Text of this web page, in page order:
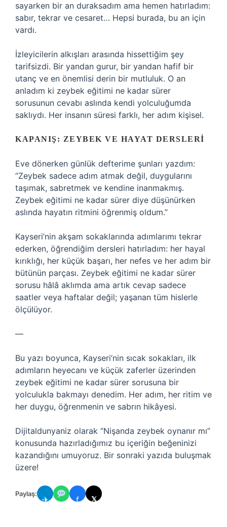
sayarken bir an duraksadım ama hemen hatırladım:
sabır, tekrar ve cesaret… Hepsi burada, bu an için
vardı.
İzleyicilerin alkışları arasında hissettiğim şey
tarifsizdi. Bir yandan gurur, bir yandan hafif bir
utanç ve en önemlisi derin bir mutluluk. O an
anladım ki zeybek eğitimi ne kadar sürer
sorusunun cevabı aslında kendi yolculuğumda
saklıydı. Her insanın süresi farklı, her adım kişisel.
KAPANIŞ: ZEYBEK VE HAYAT DERSLERI
Eve dönerken günlük defterime şunları yazdım:
“Zeybek sadece adım atmak değil, duygularını
taşımak, sabretmek ve kendine inanmakmış.
Zeybek eğitimi ne kadar sürer diye düşünürken
aslında hayatın ritmini öğrenmiş oldum.”
Kayseri’nin akşam sokaklarında adımlarımı tekrar
ederken, öğrendiğim dersleri hatırladım: her hayal
kırıklığı, her küçük başarı, her nefes ve her adım bir
bütünün parçası. Zeybek eğitimi ne kadar sürer
sorusu hâlâ aklımda ama artık cevap sadece
saatler veya haftalar değil; yaşanan tüm hislerle
ölçülüyor.
—
Bu yazı boyunca, Kayseri’nin sıcak sokakları, ilk
adımların heyecanı ve küçük zaferler üzerinden
zeybek eğitimi ne kadar sürer sorusuna bir
yolculukla bakmayı denedim. Her adım, her ritim ve
her duygu, öğrenmenin ve sabrın hikâyesi.
Dijitaldunyaniz olarak “Nişanda zeybek oynanır mı”
konusunda hazırladığımız bu içeriğin beğeninizi
kazandığını umuyoruz. Bir sonraki yazıda buluşmak
üzere!
Paylaş:
✈ f 𝕏